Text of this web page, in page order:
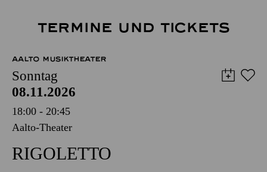
TERMINE UND TICKETS
AALTO MUSIKTHEATER
Sonntag
08.11.2026
18:00 - 20:45
Aalto-Theater
RIGO­LETTO